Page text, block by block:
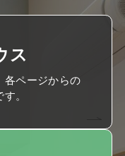
ス
各ページからの
。